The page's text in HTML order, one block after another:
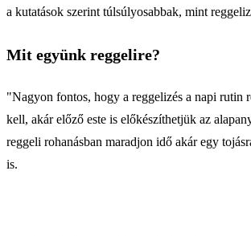
a kutatások szerint túlsúlyosabbak, mint
Mit együnk reggelire?
"Nagyon fontos, hogy a reggelizés a napi rutin
kell, akár előző este is előkészíthetjük az
reggeli rohanásban maradjon idő akár egy
is.